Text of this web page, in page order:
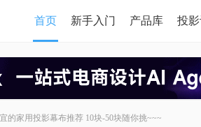
首页 新手入门 产品库 投
的家用投影幕布推荐 10块-50块随你挑~~~